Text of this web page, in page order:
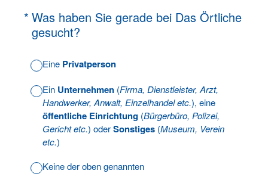
* Was haben Sie gerade bei Das Örtliche
gesucht?
(Erforderlich.)
Eine Privatperson
Ein Unternehmen (Firma, Dienstleister, Arzt,
Handwerker, Anwalt, Einzelhandel etc.), eine
öffentliche Einrichtung (Bürgerbüro, Polizei,
Gericht etc.) oderSonstiges (Museum, Verein
etc.)
Keine der oben genannten